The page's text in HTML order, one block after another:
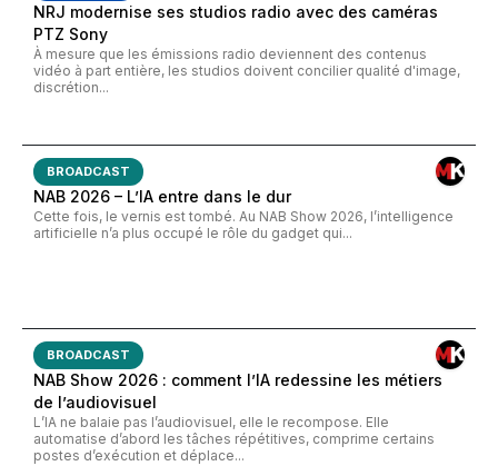
NRJ modernise ses studios radio avec des caméras
PTZ Sony
À mesure que les émissions radio deviennent des contenus
vidéo à part entière, les studios doivent concilier qualité d'image,
discrétion...
BROADCAST
NAB 2026 – L’IA entre dans le dur
Cette fois, le vernis est tombé. Au NAB Show 2026, l’intelligence
artificielle n’a plus occupé le rôle du gadget qui...
BROADCAST
NAB Show 2026 : comment l’IA redessine les métiers
de l’audiovisuel
L’IA ne balaie pas l’audiovisuel, elle le recompose. Elle
automatise d’abord les tâches répétitives, comprime certains
postes d’exécution et déplace...